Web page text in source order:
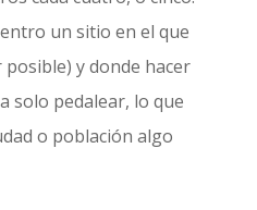
un sitio en el que
y donde hacer
solo pedalear, lo que
o población algo